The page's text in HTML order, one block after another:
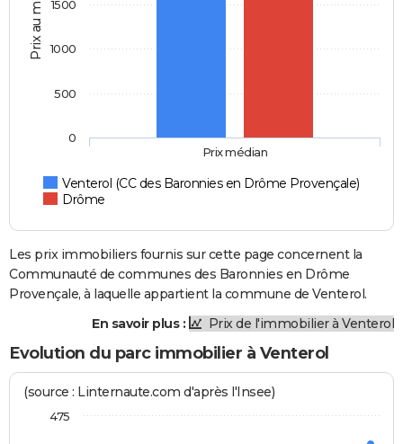
Prix au m2
Venterol (CC des Baronnies en Drôme Provençale)
Drôme
Prix médian
0
500
1000
1500
Les prix immobiliers fournis sur cette page concernent la
Communauté de communes des Baronnies en Drôme
Provençale, à laquelle appartient la commune de Venterol.
En savoir plus :
Prix de l'immobilier à Venterol
Evolution du parc immobilier à Venterol
(source : Linternaute.com d'après l'Insee)
475